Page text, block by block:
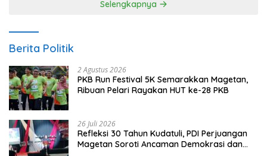
Selengkapnya
Berita Politik
2 Agustus 2026
PKB Run Festival 5K Semarakkan Magetan,
Ribuan Pelari Rayakan HUT ke-28 PKB
26 Juli 2026
Refleksi 30 Tahun Kudatuli, PDI Perjuangan
Magetan Soroti Ancaman Demokrasi dan